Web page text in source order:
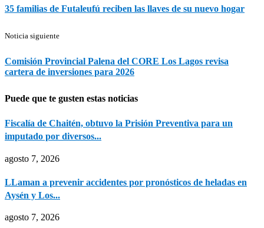
35 familias de Futaleufú reciben las llaves de su nuevo hogar
Noticia siguiente
Comisión Provincial Palena del CORE Los Lagos revisa
cartera de inversiones para 2026
Puede que te gusten estas noticias
Fiscalía de Chaitén, obtuvo la Prisión Preventiva para un
imputado por diversos...
agosto 7, 2026
LLaman a prevenir accidentes por pronósticos de heladas en
Aysén y Los...
agosto 7, 2026